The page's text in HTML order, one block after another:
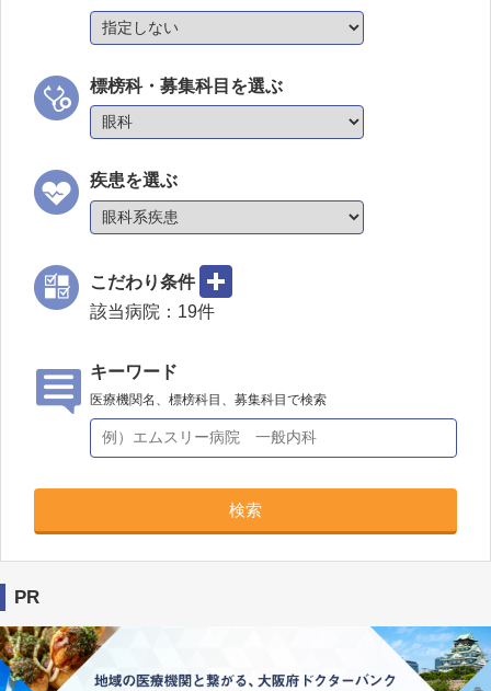
標榜科・募集科目を選ぶ
疾患を選ぶ
こだわり条件
該当病院： 19件
キーワード
医療機関名、標榜科目、募集科目で検索
検索
PR